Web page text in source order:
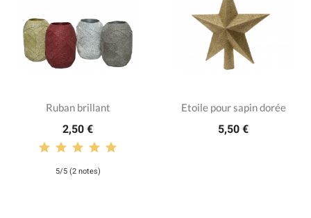
Ruban brillant
2,50 €
5/5 (2 notes)
Etoile pour sapin dorée
5,50 €